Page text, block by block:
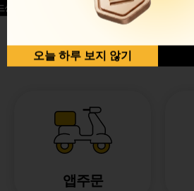
글윙
반반순살[레드+허니]
앱주문
오늘 하루 보지 않기